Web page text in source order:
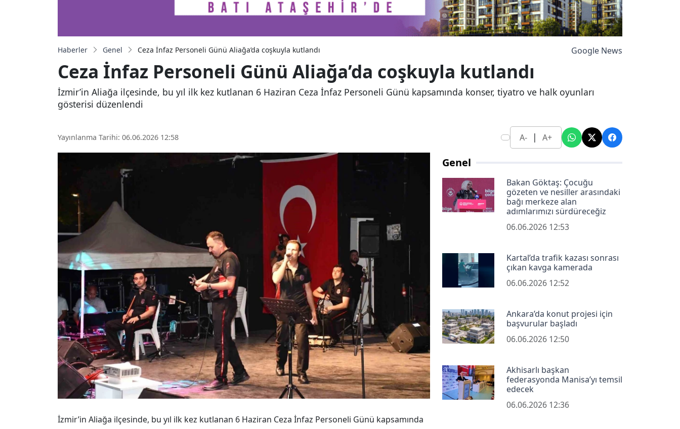
Haberler Genel Ceza İnfaz Personeli Günü Aliağa’da coşkuyla kutlandı Google News
Ceza İnfaz Personeli Günü Aliağa’da coşkuyla kutlandı
İzmir’in Aliağa ilçesinde, bu yıl ilk kez kutlanan 6 Haziran Ceza İnfaz Personeli Günü kapsamında konser, tiyatro ve halk oyunları
gösterisi düzenlendi
Yayınlanma Tarihi: 06.06.2026 12:58 A- | A+
İzmir’in Aliağa ilçesinde, bu yıl ilk kez kutlanan 6 Haziran Ceza İnfaz Personeli Günü kapsamında
Genel
Bakan Göktaş: Çocuğu
gözeten ve nesiller arasındaki
bağı merkeze alan
adımlarımızı sürdüreceğiz
06.06.2026 12:53
Kartal’da trafik kazası sonrası
çıkan kavga kamerada
06.06.2026 12:52
Ankara’da konut projesi için
başvurular başladı
06.06.2026 12:50
Akhisarlı başkan
federasyonda Manisa’yı temsil
edecek
06.06.2026 12:36